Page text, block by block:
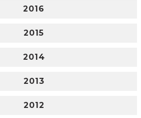
2016
2015
2014
2013
2012